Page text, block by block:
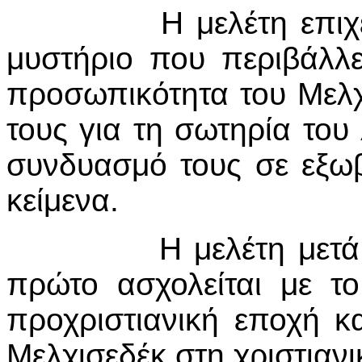
Η μελέτη
μυστήριο που
προσωπικότητα του
τους για τη σωτηρία
συνδυασμό τους σε
κεί­μενα.
Η μελέτη μετά την
πρώτο ασχο­λείται με
προχριστιανική εποχή